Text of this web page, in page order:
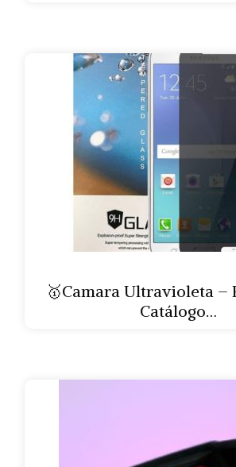
🥇Camara Ultravioleta –
Catálogo…